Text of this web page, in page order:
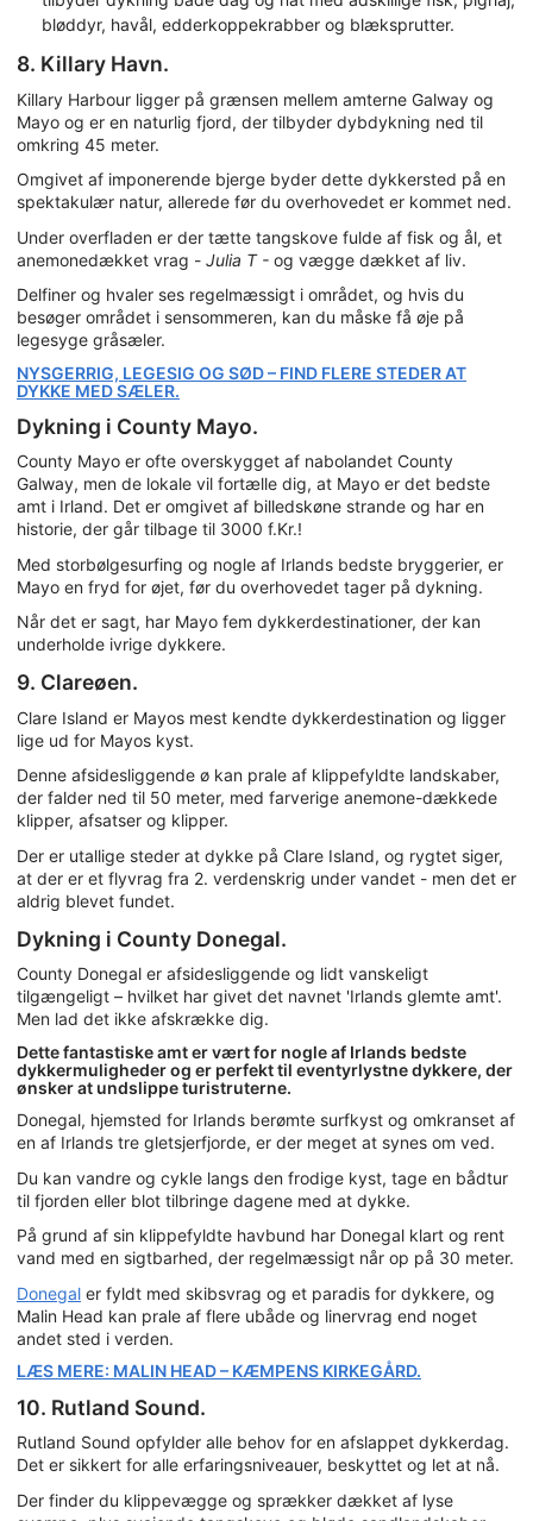
bløddyr, havål, edderkoppekrabber og blæksprutter.
8. Killary Havn.
Killary Harbour ligger på grænsen mellem amterne Galway og
Mayo og er en naturlig fjord, der tilbyder dybdykning ned til
omkring 45 meter.
Omgivet af imponerende bjerge byder dette dykkersted på en
spektakulær natur, allerede før du overhovedet er kommet ned.
Under overfladen er der tætte tangskove fulde af fisk og ål, et
anemonedækket vrag - Julia T - og vægge dækket af liv.
Delfiner og hvaler ses regelmæssigt i området, og hvis du
besøger området i sensommeren, kan du måske få øje på
legesyge gråsæler.
NYSGERRIG, LEGESIG OG SØD – FIND FLERE STEDER AT
DYKKE MED SÆLER.
Dykning i County Mayo.
County Mayo er ofte overskygget af nabolandet County
Galway, men de lokale vil fortælle dig, at Mayo er det bedste
amt i Irland. Det er omgivet af billedskøne strande og har en
historie, der går tilbage til 3000 f.Kr.!
Med storbølgesurfing og nogle af Irlands bedste bryggerier, er
Mayo en fryd for øjet, før du overhovedet tager på dykning.
Når det er sagt, har Mayo fem dykkerdestinationer, der kan
underholde ivrige dykkere.
9. Clareøen.
Clare Island er Mayos mest kendte dykkerdestination og ligger
lige ud for Mayos kyst.
Denne afsidesliggende ø kan prale af klippefyldte landskaber,
der falder ned til 50 meter, med farverige anemone-dækkede
klipper, afsatser og klipper.
Der er utallige steder at dykke på Clare Island, og rygtet siger,
at der er et flyvrag fra 2. verdenskrig under vandet - men det er
aldrig blevet fundet.
Dykning i County Donegal.
County Donegal er afsidesliggende og lidt vanskeligt
tilgængeligt – hvilket har givet det navnet 'Irlands glemte amt'.
Men lad det ikke afskrække dig.
Dette fantastiske amt er vært for nogle af Irlands bedste
dykkermuligheder og er perfekt til eventyrlystne dykkere, der
ønsker at undslippe turistruterne.
Donegal, hjemsted for Irlands berømte surfkyst og omkranset af
en af Irlands tre gletsjerfjorde, er der meget at synes om ved.
Du kan vandre og cykle langs den frodige kyst, tage en bådtur
til fjorden eller blot tilbringe dagene med at dykke.
På grund af sin klippefyldte havbund har Donegal klart og rent
vand med en sigtbarhed, der regelmæssigt når op på 30 meter.
Donegal er fyldt med skibsvrag og et paradis for dykkere, og
Malin Head kan prale af flere ubåde og linervrag end noget
andet sted i verden.
LÆS MERE: MALIN HEAD – KÆMPENS KIRKEGÅRD.
10. Rutland Sound.
Rutland Sound opfylder alle behov for en afslappet dykkerdag.
Det er sikkert for alle erfaringsniveauer, beskyttet og let at nå.
Der finder du klippevægge og sprækker dækket af lyse